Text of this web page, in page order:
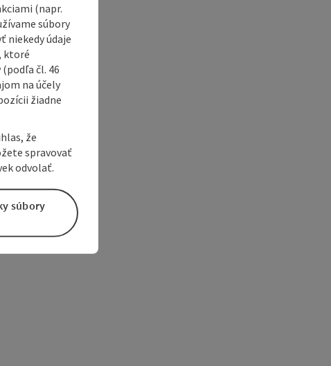
(napr.
súbory
niekedy údaje
ktoré
čl. 46
na účely
žiadne
že
spravovať
odvolať.
súbory